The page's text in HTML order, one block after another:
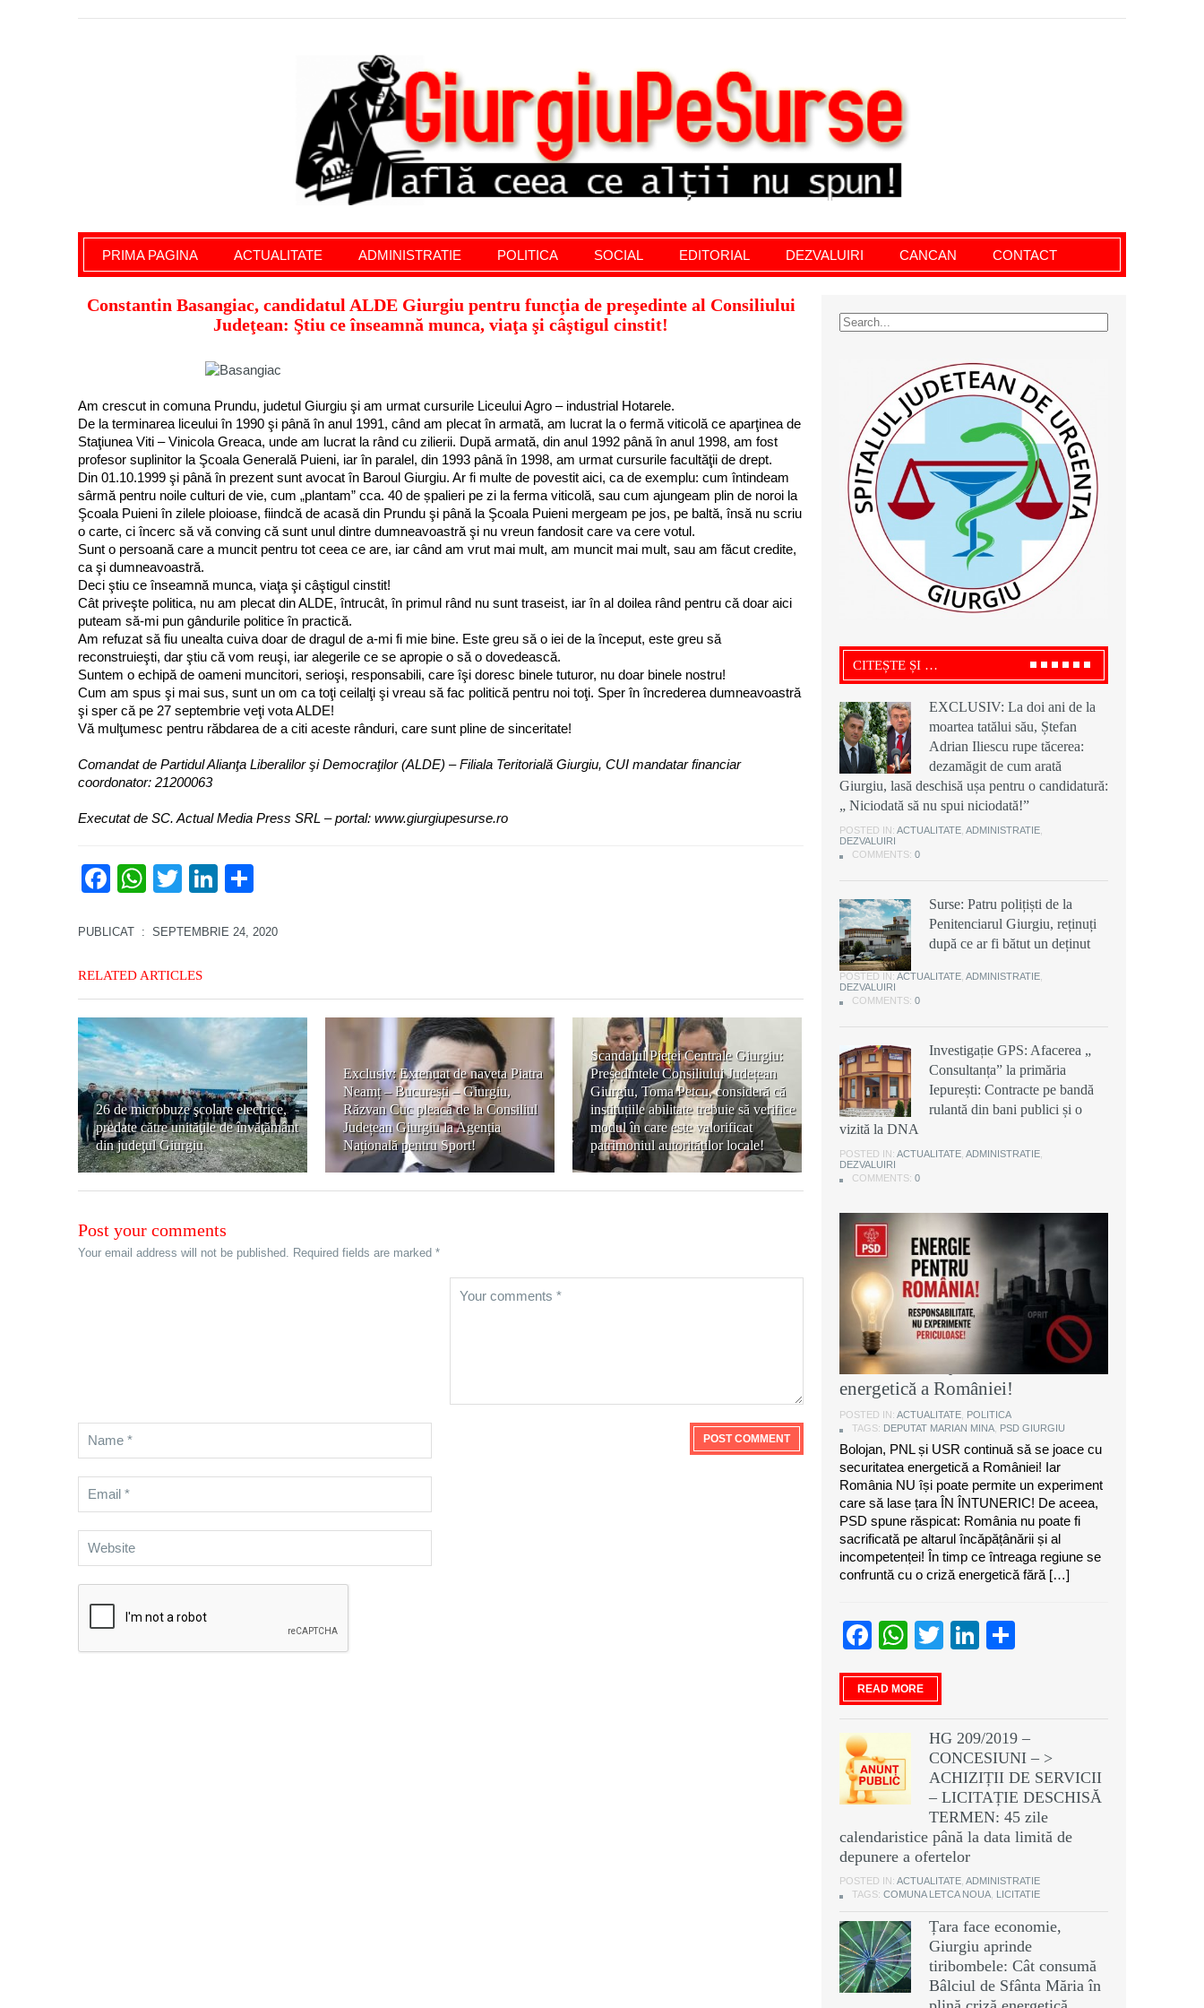
Giurgiu Pe Surse – actualitate giurgiu, administratie giurgiu, stiri politice, social economic, editoriale giurgiu, dezvaluiri, soc, cancan, stiri locale
PRIMA PAGINA ACTUALITATE ADMINISTRATIE POLITICA SOCIAL EDITORIAL DEZVALUIRI CANCAN CONTACT
Constantin Basangiac, candidatul ALDE Giurgiu pentru funcţia de preşedinte al Consiliului
Judeţean: Ştiu ce înseamnă munca, viaţa şi câştigul cinstit!
Am crescut in comuna Prundu, judetul Giurgiu şi am urmat cursurile Liceului Agro – industrial Hotarele.
De la terminarea liceului în 1990 şi până în anul 1991, când am plecat în armată, am lucrat la o fermă viticolă ce aparţinea de
Staţiunea Viti – Vinicola Greaca, unde am lucrat la rând cu zilierii. După armată, din anul 1992 până în anul 1998, am fost
profesor suplinitor la Şcoala Generală Puieni, iar în paralel, din 1993 până în 1998, am urmat cursurile facultăţii de drept.
Din 01.10.1999 şi până în prezent sunt avocat în Baroul Giurgiu. Ar fi multe de povestit aici, ca de exemplu: cum întindeam
sârmă pentru noile culturi de vie, cum „plantam” cca. 40 de șpalieri pe zi la ferma viticolă, sau cum ajungeam plin de noroi la
Şcoala Puieni în zilele ploioase, fiindcă de acasă din Prundu şi până la Şcoala Puieni mergeam pe jos, pe baltă, însă nu scriu
o carte, ci încerc să vă conving că sunt unul dintre dumneavoastră şi nu vreun fandosit care va cere votul.
Sunt o persoană care a muncit pentru tot ceea ce are, iar când am vrut mai mult, am muncit mai mult, sau am făcut credite,
ca şi dumneavoastră.
Deci ştiu ce înseamnă munca, viaţa şi câştigul cinstit!
Cât priveşte politica, nu am plecat din ALDE, întrucât, în primul rând nu sunt traseist, iar în al doilea rând pentru că doar aici
puteam să-mi pun gândurile politice în practică.
Am refuzat să fiu unealta cuiva doar de dragul de a-mi fi mie bine. Este greu să o iei de la început, este greu să
reconstruieşti, dar ştiu că vom reuşi, iar alegerile ce se apropie o să o dovedească.
Suntem o echipă de oameni muncitori, serioşi, responsabili, care îşi doresc binele tuturor, nu doar binele nostru!
Cum am spus şi mai sus, sunt un om ca toţi ceilalţi şi vreau să fac politică pentru noi toţi. Sper în încrederea dumneavoastră
şi sper că pe 27 septembrie veţi vota ALDE!
Vă mulţumesc pentru răbdarea de a citi aceste rânduri, care sunt pline de sinceritate!
Comandat de Partidul Alianţa Liberalilor şi Democraţilor (ALDE) – Filiala Teritorială Giurgiu, CUI mandatar financiar
coordonator: 21200063
Executat de SC. Actual Media Press SRL – portal: www.giurgiupesurse.ro
Facebook
WhatsApp
TwitterLinkedIn
PUBLICAT : SEPTEMBRIE 24, 2020
RELATED ARTICLES
26 de microbuze şcolare electrice,
predate către unităţile de învăţământ
din judeţul Giurgiu
Exclusiv: Extenuat de naveta Piatra
Neamț – București – Giurgiu,
Răzvan Cuc pleacă de la Consiliul
Județean Giurgiu la Agenția
Națională pentru Sport!
Scandalul Pieței Centrale Giurgiu:
Președintele Consiliului Județean
Giurgiu, Toma Petcu, consideră că
instituțiile abilitate trebuie să verifice
modul în care este valorificat
patrimoniul autorităților locale!
Post your comments
Your email address will not be published. Required fields are marked *
CITEȘTE ȘI …
EXCLUSIV: La doi ani de la
moartea tatălui său, Ștefan
Adrian Iliescu rupe tăcerea:
dezamăgit de cum arată
Giurgiu, lasă deschisă ușa pentru o candidatură:
„ Niciodată să nu spui niciodată!”
POSTED IN: ACTUALITATE ADMINISTRATIE
DEZVALUIRI
COMMENTS: 0
Surse: Patru polițiști de la
Penitenciarul Giurgiu, reținuți
după ce ar fi bătut un deținut
POSTED IN: ACTUALITATE ADMINISTRATIE
DEZVALUIRI
COMMENTS: 0
Investigație GPS: Afacerea „
Consultanța” la primăria
Iepurești: Contracte pe bandă
rulantă din bani publici și o
vizită la DNA
POSTED IN: ACTUALITATE ADMINISTRATIE
DEZVALUIRI
COMMENTS: 0
Marian Mina, deputat PSD de
Giurgiu: Bolojan, PNL și USR
continuă să se joace cu securitatea
energetică a României!
POSTED IN: ACTUALITATE POLITICA
TAGS: DEPUTAT MARIAN MINA PSD GIURGIU
Bolojan, PNL și USR continuă să se joace cu
securitatea energetică a României! Iar
România NU își poate permite un experiment
care să lase țara ÎN ÎNTUNERIC! De aceea,
PSD spune răspicat: România nu poate fi
sacrificată pe altarul încăpățânării și al
incompetenței! În timp ce întreaga regiune se
confruntă cu o criză energetică fără […]
Facebook
WhatsApp
TwitterLinkedIn
READ MORE
HG 209/2019 –
CONCESIUNI – >
ACHIZIȚII DE SERVICII
– LICITAȚIE DESCHISĂ
TERMEN: 45 zile
calendaristice până la data limită de
depunere a ofertelor
POSTED IN: ACTUALITATE ADMINISTRATIE
TAGS: COMUNA LETCA NOUA LICITATIE
Țara face economie,
Giurgiu aprinde
tiribombele: Cât consumă
Bâlciul de Sfânta Măria în